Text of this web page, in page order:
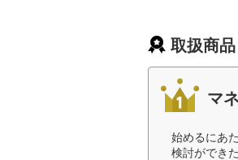
取扱商
マ
始めるにあ
検討ができ